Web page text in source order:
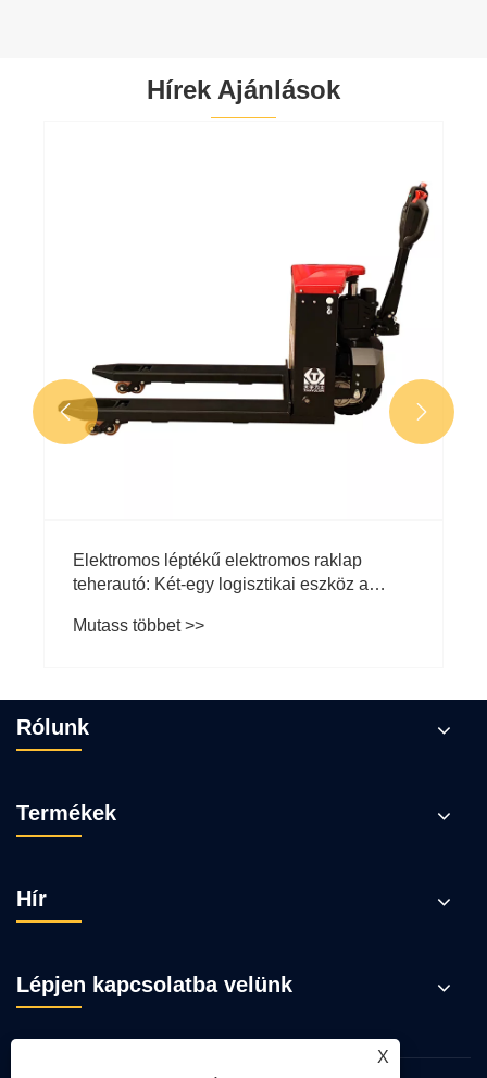
Hírek Ajánlások
Elektromos léptékű elektromos raklap
teherautó: Két-egy logisztikai eszköz a
Mutass többet >>
 
Rólunk
Termékek
Hír
Lépjen kapcsolatba velünk
X